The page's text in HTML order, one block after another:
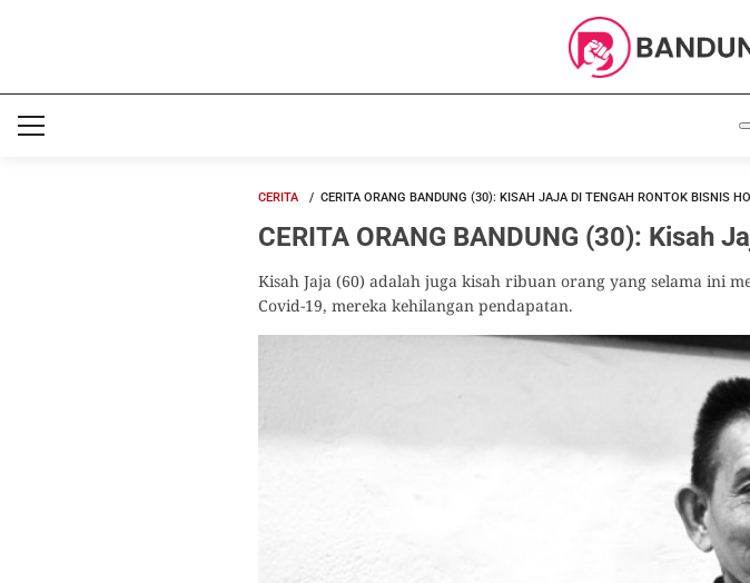
CERITA CERITA ORANG BANDUNG (30): KISAH JAJA DI TENGAH RONTOK BISNIS
CERITA ORANG BANDUNG (30): Kisah
Kisah Jaja (60) adalah juga kisah ribuan orang yang selama ini
Covid-19, mereka kehilangan pendapatan.